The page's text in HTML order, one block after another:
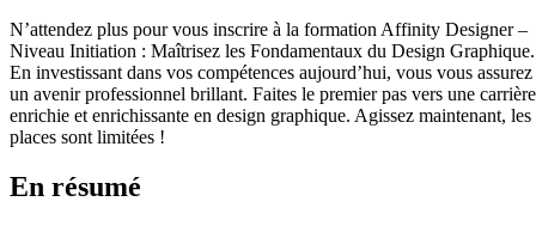
N’attendez plus pour vous inscrire à la formation Affinity Designer –
Niveau Initiation : Maîtrisez les Fondamentaux du Design Graphique.
En investissant dans vos compétences aujourd’hui, vous vous assurez
un avenir professionnel brillant. Faites le premier pas vers une carrière
enrichie et enrichissante en design graphique. Agissez maintenant, les
places sont limitées !
En résumé